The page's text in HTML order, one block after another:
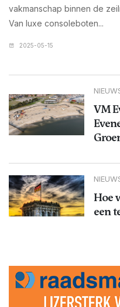
vakmanschap binnen de
Van luxe consoleboten...
2025-05-15
VM
Hoe
een